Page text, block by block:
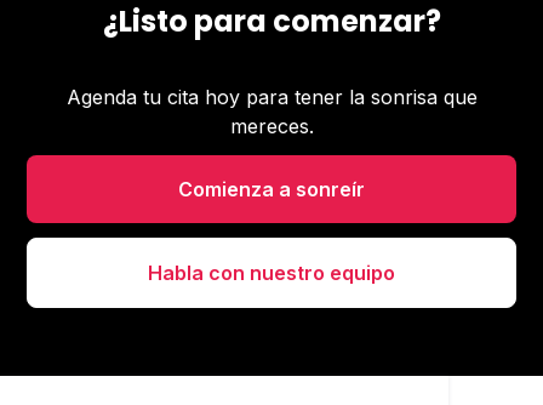
¿Listo para comenzar?
Agenda tu cita hoy para tener la sonrisa que
mereces.
Comienza a sonreír
Habla con nuestro equipo